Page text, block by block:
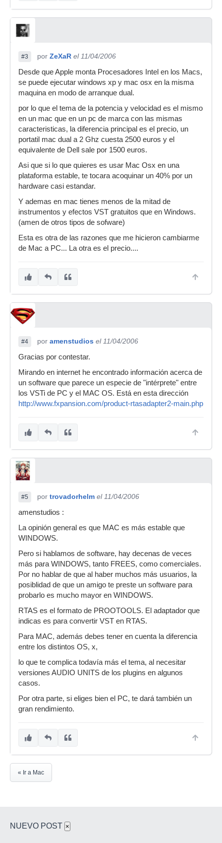
#3 por ZeXaR el 11/04/2006
Desde que Apple monta Procesadores Intel en los Macs,
se puede ejecutar windows xp y mac osx en la misma
maquina en modo de arranque dual.
por lo que el tema de la potencia y velocidad es el mismo
en un mac que en un pc de marca con las mismas
caracteristicas, la diferencia principal es el precio, un
portatil mac dual a 2 Ghz cuesta 2500 euros y el
equivalente de Dell sale por 1500 euros.
Asi que si lo que quieres es usar Mac Osx en una
plataforma estable, te tocara acoquinar un 40% por un
hardware casi estandar.
Y ademas en mac tienes menos de la mitad de
instrumentos y efectos VST gratuitos que en Windows.
(amen de otros tipos de sofware)
Esta es otra de las razones que me hicieron cambiarme
de Mac a PC... La otra es el precio....
#4 por amenstudios el 11/04/2006
Gracias por contestar.
Mirando en internet he encontrado información acerca de
un software que parece un especie de "intérprete" entre
los VSTi de PC y el MAC OS. Está en esta dirección
http://www.fxpansion.com/product-rtasadapter2-main.php
#5 por trovadorhelm el 11/04/2006
amenstudios :
La opinión general es que MAC es más estable que
WINDOWS.
Pero si hablamos de software, hay decenas de veces
más para WINDOWS, tanto FREES, como comerciales.
Por no hablar de que al haber muchos más usuarios, la
posiblidad de que un amigo te preste un software para
probarlo es mucho mayor en WINDOWS.
RTAS es el formato de PROOTOOLS. El adaptador que
indicas es para convertir VST en RTAS.
Para MAC, además debes tener en cuenta la diferencia
entre los distintos OS, x,
lo que te complica todavía más el tema, al necesitar
versiones AUDIO UNITS de los plugins en algunos
casos.
Por otra parte, si eliges bien el PC, te dará también un
gran rendimiento.
« Ir a Mac
NUEVO POST ×